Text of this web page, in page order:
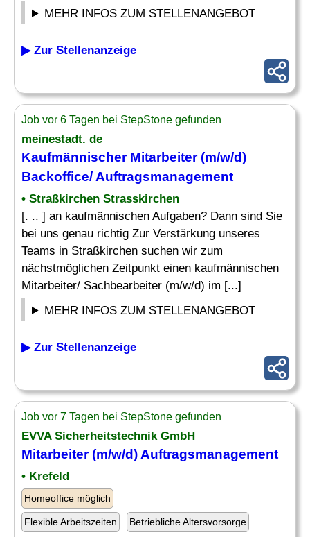
MEHR INFOS ZUM STELLENANGEBOT
▶ Zur Stellenanzeige
Job vor 6 Tagen bei StepStone gefunden
meinestadt. de
Kaufmännischer Mitarbeiter (m/w/d)
Backoffice/ Auftragsmanagement
• Straßkirchen Strasskirchen
[. .. ] an kaufmännischen Aufgaben? Dann sind Sie
bei uns genau richtig Zur Verstärkung unseres
Teams in Straßkirchen suchen wir zum
nächstmöglichen Zeitpunkt einen kaufmännischen
Mitarbeiter/ Sachbearbeiter (m/w/d) im [...]
MEHR INFOS ZUM STELLENANGEBOT
▶ Zur Stellenanzeige
Job vor 7 Tagen bei StepStone gefunden
EVVA Sicherheitstechnik GmbH
Mitarbeiter (m/w/d) Auftragsmanagement
• Krefeld
Homeoffice möglich
Flexible Arbeitszeiten Betriebliche Altersvorsorge